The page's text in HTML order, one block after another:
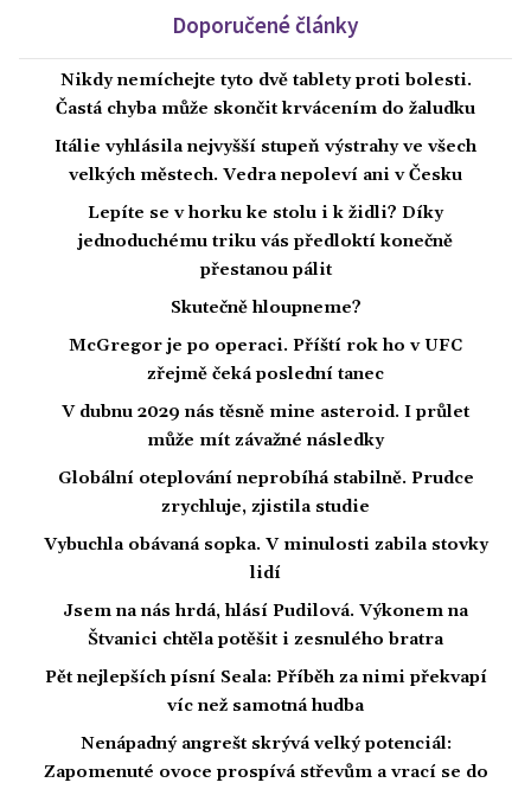
Doporučené články
Nikdy nemíchejte tyto dvě tablety proti bolesti.
Častá chyba může skončit krvácením do žaludku
Itálie vyhlásila nejvyšší stupeň výstrahy ve všech
velkých městech. Vedra nepoleví ani v Česku
Lepíte se v horku ke stolu i k židli? Díky
jednoduchému triku vás předloktí konečně
přestanou pálit
Skutečně hloupneme?
McGregor je po operaci. Příští rok ho v UFC
zřejmě čeká poslední tanec
V dubnu 2029 nás těsně mine asteroid. I průlet
může mít závažné následky
Globální oteplování neprobíhá stabilně. Prudce
zrychluje, zjistila studie
Vybuchla obávaná sopka. V minulosti zabila stovky
lidí
Jsem na nás hrdá, hlásí Pudilová. Výkonem na
Štvanici chtěla potěšit i zesnulého bratra
Pět nejlepších písní Seala: Příběh za nimi překvapí
víc než samotná hudba
Nenápadný angrešt skrývá velký potenciál:
Zapomenuté ovoce prospívá střevům a vrací se do